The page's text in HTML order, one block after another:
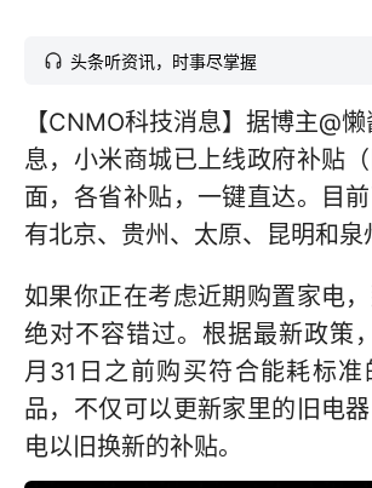
头条听资讯，时事尽掌握
【CNMO科技消息】据博主@
息，小米商城已上线政府补贴
面，各省补贴，一键直达。目
有北京、贵州、太原、昆明和泉
如果你正在考虑近期购置家电
绝对不容错过。根据最新政策
月31日之前购买符合能耗标准
品，不仅可以更新家里的旧电
电以旧换新的补贴。